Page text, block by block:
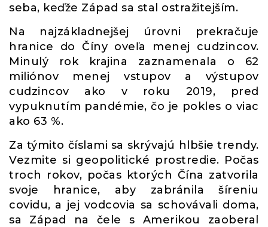
seba, keďže Západ sa stal ostražitejším.
Na najzákladnejšej úrovni prekračuje
hranice do Číny oveľa menej cudzincov.
Minulý rok krajina zaznamenala o 62
miliónov menej vstupov a výstupov
cudzincov ako v roku 2019, pred
vypuknutím pandémie, čo je pokles o viac
ako 63 %.
Za týmito číslami sa skrývajú hlbšie trendy.
Vezmite si geopolitické prostredie. Počas
troch rokov, počas ktorých Čína zatvorila
svoje hranice, aby zabránila šíreniu
covidu, a jej vodcovia sa schovávali doma,
sa Západ na čele s Amerikou zaoberal